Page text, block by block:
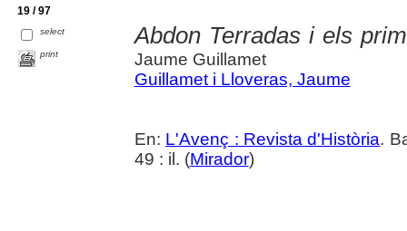
19 / 97
select
print
Abdon Terradas i els
Jaume Guillamet
Guillamet i Lloveras, Jaume
En: L'Avenç : Revista d'Història.
49 : il. (Mirador)